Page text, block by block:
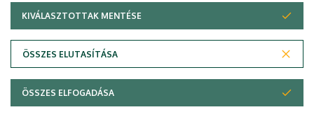
Adatvédelem
Copyright © 2026 Unideb
KIVÁLASZTOTTAK MENTÉSE
ÖSSZES ELUTASÍTÁSA
WITHDRAW CONSENT
ÖSSZES ELFOGADÁSA